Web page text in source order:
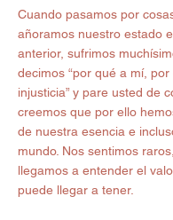
Cuando pasamos por
añoramos nuestro estado
anterior, sufrimos
decimos “por qué a mí,
injusticia” y pare usted de
creemos que por ello
de nuestra esencia e
mundo. Nos sentimos
llegamos a entender el
puede llegar a tener.